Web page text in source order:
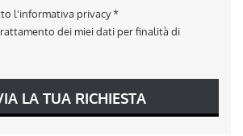
l'informativa privacy*
dei miei dati per finalità di
LA TUA RICHIESTA